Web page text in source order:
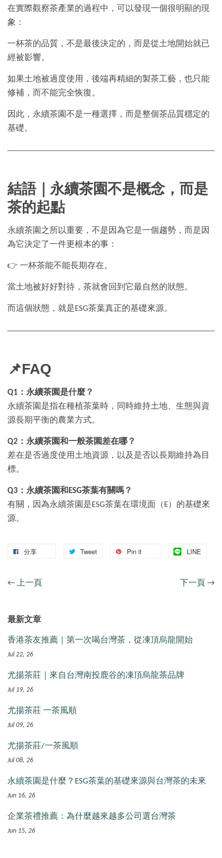
在實際觀察茶產業的過程中，可以發現一個很明顯的現
象：
一杯茶的品質，不是最後決定的，而是從土地開始就已
經被影響。
如果土地被過度使用，後端再精細的製茶工藝，也只能
修補，而不能完全恢復。
因此，永續茶園不是一種選擇，而是整個茶品質穩定的
基礎。
結語｜永續茶園不是概念，而是
茶的起點
永續茶園之所以重要，不是因為它是一個趨勢，而是因
為它決定了一件更根本的事：
👉 一杯茶能不能長期存在。
當土地被好好對待，茶就會回到它最自然的狀態。
而這個狀態，就是ESG茶葉真正的基礎來源。
📌FAQ
Q1：永續茶園是什麼？
永續茶園是指在種植茶葉時，同時維持土地、生態與資
源長期平衡的農業方式。
Q2：永續茶園和一般茶園差在哪？
差在是否過度使用土地資源，以及是否以長期維持為目
標。
Q3：永續茶園和ESG茶葉有關嗎？
有關，因為永續茶園是ESG茶葉在環境面（E）的基礎來
源。
分享 Tweet Pin it LINE
← 上一頁 下一頁 →
最新文章
香港茶友推薦｜第一次喝台灣茶，從凍頂烏龍開始
Jul 22, 26
尤揚茶莊｜來自台灣南投鹿谷的凍頂烏龍茶品牌
Jul 19, 26
尤揚茶莊 一茶風順
Jul 09, 26
尤揚茶莊/一茶風順
Jul 08, 26
永續茶園是什麼？ESG茶葉的基礎來源與台灣茶的未來
Jun 16, 26
企業茶禮推薦：為什麼越來越多公司選台灣茶
Jun 15, 26